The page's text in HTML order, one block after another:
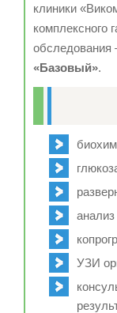
клиники
комплексного
обследования
«Базовый».
УЗИ